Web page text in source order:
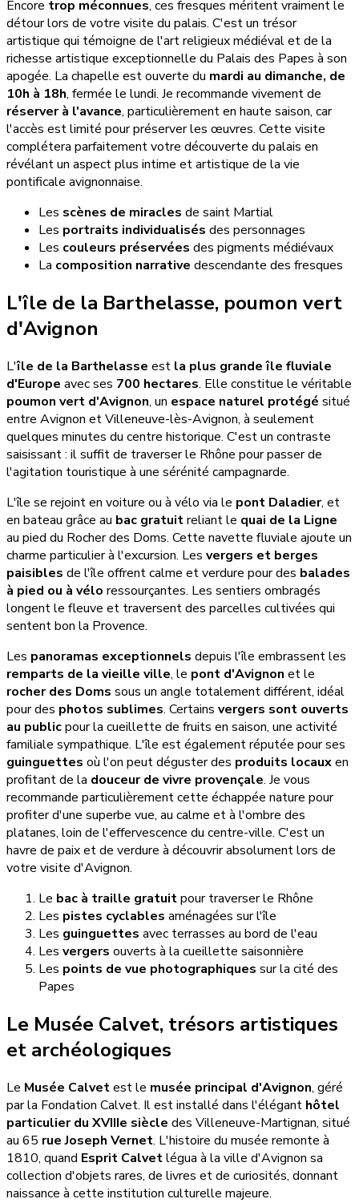
Encore trop méconnues, ces fresques méritent vraiment le
détour lors de votre visite du palais. C'est un trésor
artistique qui témoigne de l'art religieux médiéval et de la
richesse artistique exceptionnelle du Palais des Papes à son
apogée. La chapelle est ouverte du mardi au dimanche, de
10h à 18h, fermée le lundi. Je recommande vivement de
réserver à l'avance, particulièrement en haute saison, car
l'accès est limité pour préserver les œuvres. Cette visite
complétera parfaitement votre découverte du palais en
révélant un aspect plus intime et artistique de la vie
pontificale avignonnaise.
Les scènes de miracles de saint Martial
Les portraits individualisés des personnages
Les couleurs préservées des pigments médiévaux
La composition narrative descendante des fresques
L'île de la Barthelasse, poumon vert
d'Avignon
L'île de la Barthelasse est la plus grande île fluviale
d'Europe avec ses 700 hectares. Elle constitue le véritable
poumon vert d'Avignon, un espace naturel protégé situé
entre Avignon et Villeneuve-lès-Avignon, à seulement
quelques minutes du centre historique. C'est un contraste
saisissant : il suffit de traverser le Rhône pour passer de
l'agitation touristique à une sérénité campagnarde.
L'île se rejoint en voiture ou à vélo via le pont Daladier, et
en bateau grâce au bac gratuitreliant le quai de la Ligne
au pied du Rocher des Doms. Cette navette fluviale ajoute un
charme particulier à l'excursion. Les vergers et berges
paisibles de l'île offrent calme et verdure pour des balades
à pied ou à vélo ressourçantes. Les sentiers ombragés
longent le fleuve et traversent des parcelles cultivées qui
sentent bon la Provence.
Les panoramas exceptionnels depuis l'île embrassent les
remparts de la vieille ville, le pont d'Avignon et le
rocher des Doms sous un angle totalement différent, idéal
pour des photos sublimes. Certains vergers sont ouverts
au publicpour la cueillette de fruits en saison, une activité
familiale sympathique. L'île est également réputée pour ses
guinguettes où l'on peut déguster des produits locauxen
profitant de la douceur de vivre provençale. Je vous
recommande particulièrement cette échappée nature pour
profiter d'une superbe vue, au calme et à l'ombre des
platanes, loin de l'effervescence du centre-ville. C'est un
havre de paix et de verdure à découvrir absolument lors de
votre visite d'Avignon.
Le bac à traille gratuitpour traverser le Rhône
Les pistes cyclables aménagées sur l'île
Les guinguettes avec terrasses au bord de l'eau
Les vergers ouverts à la cueillette saisonnière
Les points de vue photographiques sur la cité des
Papes
Le Musée Calvet, trésors artistiques
et archéologiques
Le Musée Calvetest le musée principal d'Avignon, géré
par la Fondation Calvet. Il est installé dans l'élégant hôtel
particulier du XVIIIe siècle des Villeneuve-Martignan, situé
au 65 rue Joseph Vernet. L'histoire du musée remonte à
1810, quand Esprit Calvetlégua à la ville d'Avignon sa
collection d'objets rares, de livres et de curiosités, donnant
naissance à cette institution culturelle majeure.